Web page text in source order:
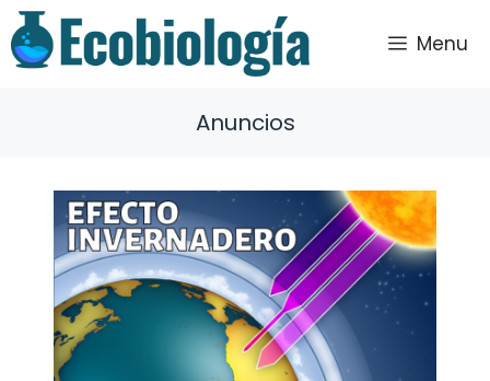
Saltar
al
contenido
Menu
Anuncios